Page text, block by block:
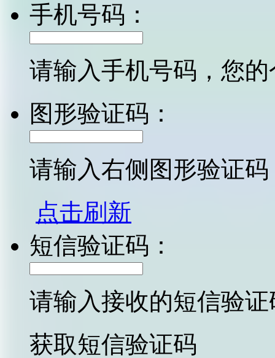
手机号码：
请输入手机号码，您
图形验证码：
请输入右侧图形验证码
点击刷新
短信验证码：
请输入接收的短信验证
获取短信验证码